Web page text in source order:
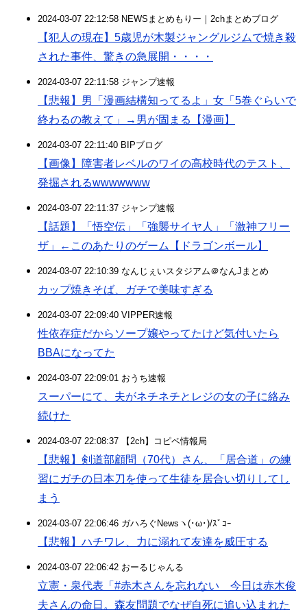
2024-03-07 22:12:58 NEWSまとめもりー｜2chまとめブログ
【犯人の現在】5歳児が木製ジャングルジムで焼き殺
された事件、驚きの急展開・・・・
2024-03-07 22:11:58 ジャンプ速報
【悲報】男「漫画結構知ってるよ」女「5巻ぐらいで
終わるの教えて」→男が固まる【漫画】
2024-03-07 22:11:40 BIPブログ
【画像】障害者レベルのワイの高校時代のテスト、
発掘されるwwwwwww
2024-03-07 22:11:37 ジャンプ速報
【話題】「悟空伝」「強襲サイヤ人」「激神フリー
ザ」←このあたりのゲーム【ドラゴンボール】
2024-03-07 22:10:39 なんじぇいスタジアム＠なんJまとめ
カップ焼きそば、ガチで美味すぎる
2024-03-07 22:09:40 VIPPER速報
性依存症だからソープ嬢やってたけど気付いたら
BBAになってた
2024-03-07 22:09:01 おうち速報
スーパーにて、夫がネチネチとレジの女の子に絡み
続けた
2024-03-07 22:08:37 【2ch】コピペ情報局
【悲報】剣道部顧問（70代）さん、「居合道」の練
習にガチの日本刀を使って生徒を居合い切りしてし
まう
2024-03-07 22:06:46 ガハろぐNewsヽ(･ω･)/ｽﾞｺｰ
【悲報】ハチワレ、力に溺れて友達を威圧する
2024-03-07 22:06:42 おーるじゃんる
立憲・泉代表「#赤木さんを忘れない 今日は赤木俊
夫さんの命日。森友問題でなぜ自死に追い込まれた